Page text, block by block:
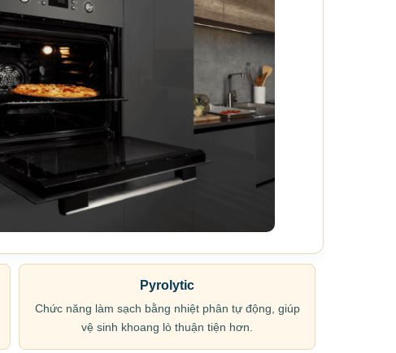
Pyrolytic
Chức năng làm sạch bằng nhiệt phân tự động, giúp
vệ sinh khoang lò thuận tiện hơn.